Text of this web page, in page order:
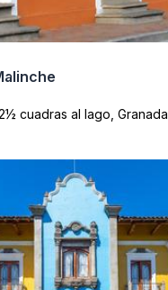
cuadras al lago, Granada